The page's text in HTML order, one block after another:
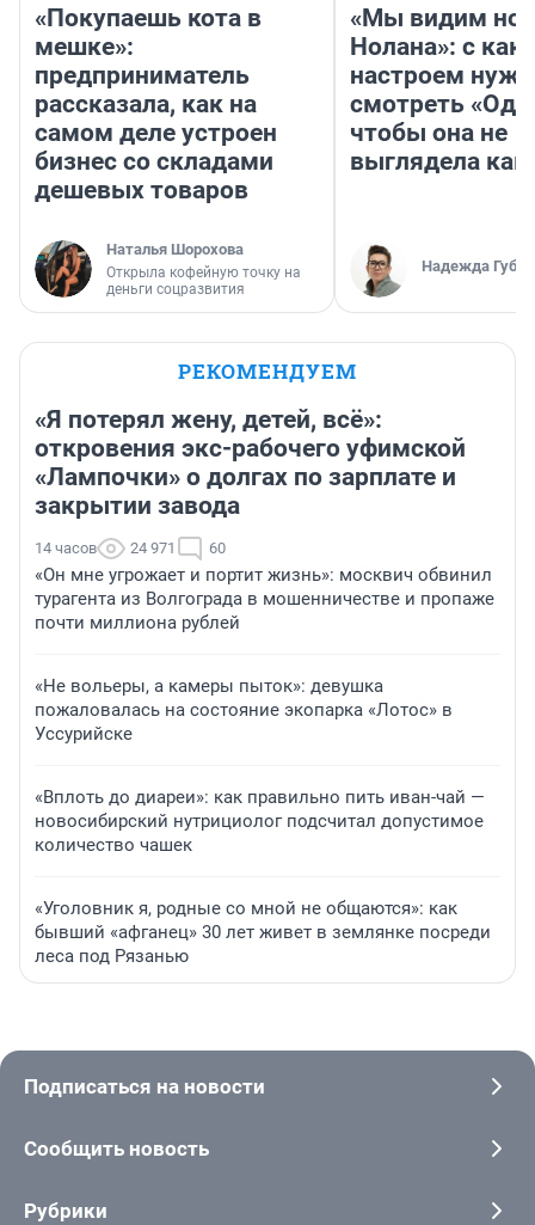
«Покупаешь кота в
мешке»:
предприниматель
рассказала, как на
самом деле устроен
бизнес со складами
дешевых товаров
Наталья Шорохова
Открыла кофейную точку на
деньги соцразвития
«Мы видим
Нолана»: с
настроем
смотреть
чтобы она не
выглядела как
Надежда
РЕКОМЕНДУЕМ
«Я потерял жену, детей, всё»:
откровения экс-рабочего уфимской
«Лампочки» о долгах по зарплате и
закрытии завода
14 часов 24 971 60
«Он мне угрожает и портит жизнь»: москвич обвинил
турагента из Волгограда в мошенничестве и пропаже
почти миллиона рублей
«Не вольеры, а камеры пыток»: девушка
пожаловалась на состояние экопарка «Лотос» в
Уссурийске
«Вплоть до диареи»: как правильно пить иван-чай —
новосибирский нутрициолог подсчитал допустимое
количество чашек
«Уголовник я, родные со мной не общаются»: как
бывший «афганец» 30 лет живет в землянке посреди
леса под Рязанью
Подписаться на новости
Сообщить новость
Рубрики